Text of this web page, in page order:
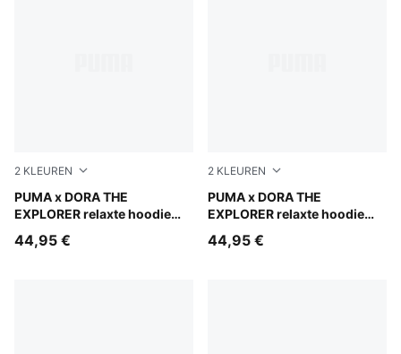
2 KLEUREN
PUMA x DORA THE
EXPLORER relaxte hoodie
Mauve Glow
44,95 €
2 KLEUREN
PUMA x DORA THE
EXPLORER relaxte hoodie
Chambray Blue
44,95 €